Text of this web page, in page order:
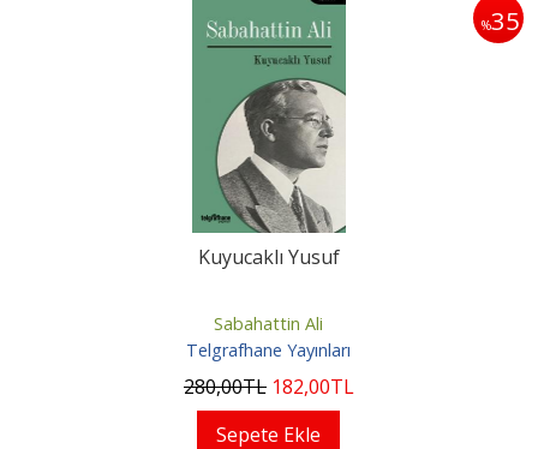
%35
Kuyucaklı Yusuf
Sabahattin Ali
Telgrafhane Yayınları
280,00TL 182,00TL
Sepete Ekle